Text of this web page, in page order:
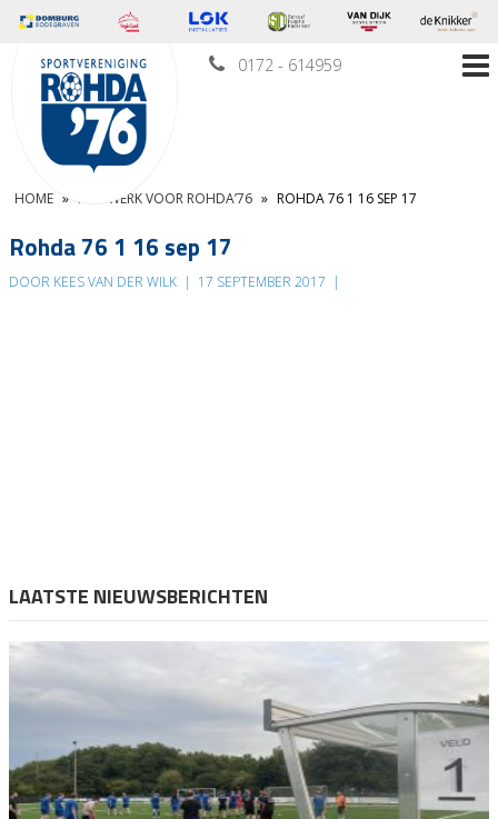
0172 - 614959
HOME » HUISWERK VOOR ROHDA’76 » ROHDA 76 1 16 SEP 17
Rohda 76 1 16 sep 17
DOOR KEES VAN DER WILK | 17 SEPTEMBER 2017 |
LAATSTE NIEUWSBERICHTEN